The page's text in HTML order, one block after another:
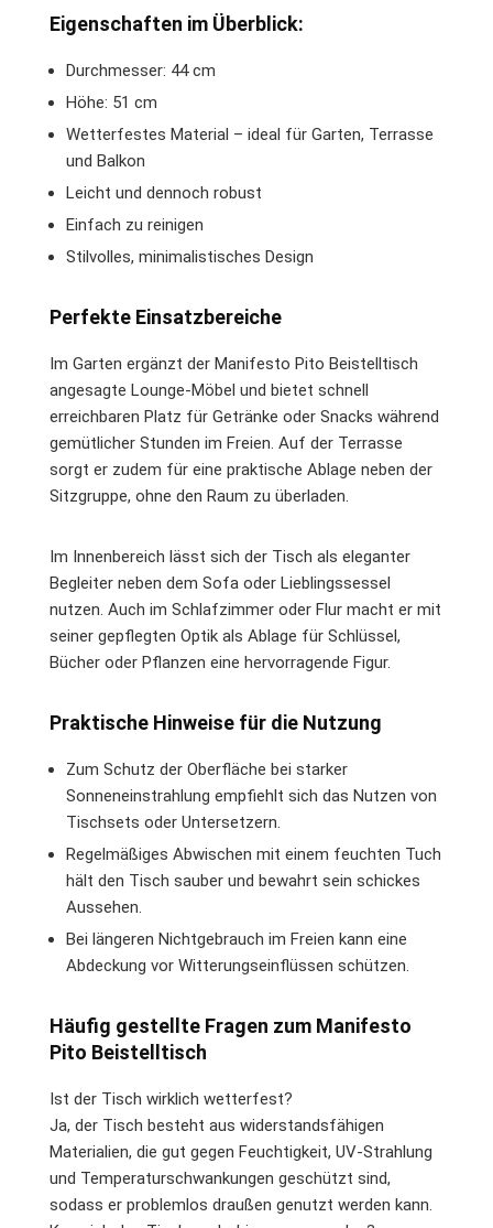
Eigenschaften im Überblick:
Durchmesser: 44 cm
Höhe: 51 cm
Wetterfestes Material – ideal für Garten, Terrasse
und Balkon
Leicht und dennoch robust
Einfach zu reinigen
Stilvolles, minimalistisches Design
Perfekte Einsatzbereiche
Im Garten ergänzt der Manifesto Pito Beistelltisch
angesagte Lounge-Möbel und bietet schnell
erreichbaren Platz für Getränke oder Snacks während
gemütlicher Stunden im Freien. Auf der Terrasse
sorgt er zudem für eine praktische Ablage neben der
Sitzgruppe, ohne den Raum zu überladen.
Im Innenbereich lässt sich der Tisch als eleganter
Begleiter neben dem Sofa oder Lieblingssessel
nutzen. Auch im Schlafzimmer oder Flur macht er mit
seiner gepflegten Optik als Ablage für Schlüssel,
Bücher oder Pflanzen eine hervorragende Figur.
Praktische Hinweise für die Nutzung
Zum Schutz der Oberfläche bei starker
Sonneneinstrahlung empfiehlt sich das Nutzen von
Tischsets oder Untersetzern.
Regelmäßiges Abwischen mit einem feuchten Tuch
hält den Tisch sauber und bewahrt sein schickes
Aussehen.
Bei längeren Nichtgebrauch im Freien kann eine
Abdeckung vor Witterungseinflüssen schützen.
Häufig gestellte Fragen zum Manifesto
Pito Beistelltisch
Ist der Tisch wirklich wetterfest?
Ja, der Tisch besteht aus widerstandsfähigen
Materialien, die gut gegen Feuchtigkeit, UV-Strahlung
und Temperaturschwankungen geschützt sind,
sodass er problemlos draußen genutzt werden kann.